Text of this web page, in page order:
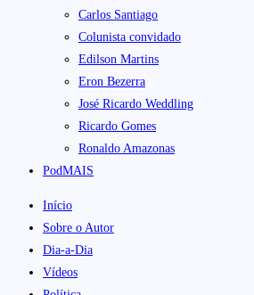
Carlos Santiago
Colunista convidado
Edilson Martins
Eron Bezerra
José Ricardo Weddling
Ricardo Gomes
Ronaldo Amazonas
PodMAIS
Início
Sobre o Autor
Dia-a-Dia
Vídeos